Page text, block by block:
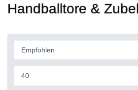
Handballtore &